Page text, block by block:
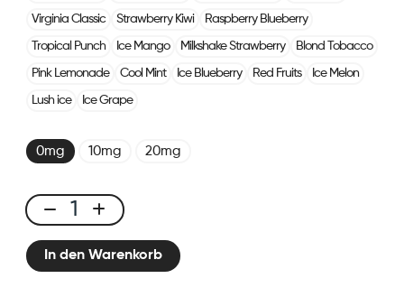
Virginia Classic Strawberry Kiwi Raspberry Blueberry
Tropical Punch Ice Mango Milkshake Strawberry Blond Tobacco
Pink Lemonade Cool Mint Ice Blueberry Red Fruits Ice Melon
Lush ice Ice Grape
0mg 10mg 20mg
Click
&
PuffIn den Warenkorb